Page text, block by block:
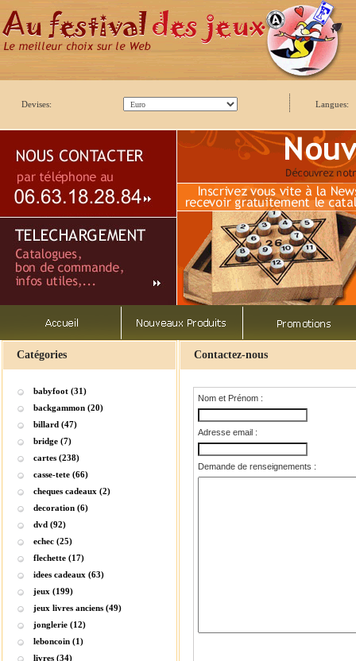
Devises: Langues:
Catégories
babyfoot (31)
backgammon (20)
billard (47)
bridge (7)
cartes (238)
casse-tete (66)
cheques cadeaux (2)
decoration (6)
dvd (92)
echec (25)
flechette (17)
idees cadeaux (63)
jeux (199)
jeux livres anciens (49)
jonglerie (12)
leboncoin (1)
livres (34)
Contactez-nous
Nom et Prénom :
Adresse email :
Demande de renseignements :